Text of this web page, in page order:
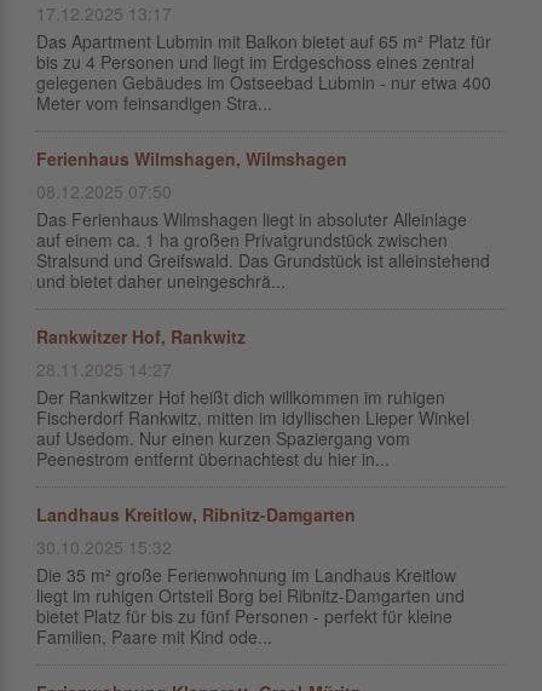
17.12.2025 13:17
Das Apartment Lubmin mit Balkon bietet auf 65 m² Platz für
bis zu 4 Personen und liegt im Erdgeschoss eines zentral
gelegenen Gebäudes im Ostseebad Lubmin - nur etwa 400
Meter vom feinsandigen Stra...
Ferienhaus Wilmshagen, Wilmshagen
08.12.2025 07:50
Das Ferienhaus Wilmshagen liegt in absoluter Alleinlage
auf einem ca. 1 ha großen Privatgrundstück zwischen
Stralsund und Greifswald. Das Grundstück ist alleinstehend
und bietet daher uneingeschrä...
Rankwitzer Hof, Rankwitz
28.11.2025 14:27
Der Rankwitzer Hof heißt dich willkommen im ruhigen
Fischerdorf Rankwitz, mitten im idyllischen Lieper Winkel
auf Usedom. Nur einen kurzen Spaziergang vom
Peenestrom entfernt übernachtest du hier in...
Landhaus Kreitlow, Ribnitz-Damgarten
30.10.2025 15:32
Die 35 m² große Ferienwohnung im Landhaus Kreitlow
liegt im ruhigen Ortsteil Borg bei Ribnitz-Damgarten und
bietet Platz für bis zu fünf Personen - perfekt für kleine
Familien, Paare mit Kind ode...